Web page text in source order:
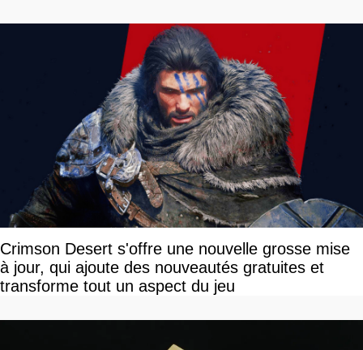
Crimson Desert s'offre une nouvelle grosse mise
à jour, qui ajoute des nouveautés gratuites et
transforme tout un aspect du jeu